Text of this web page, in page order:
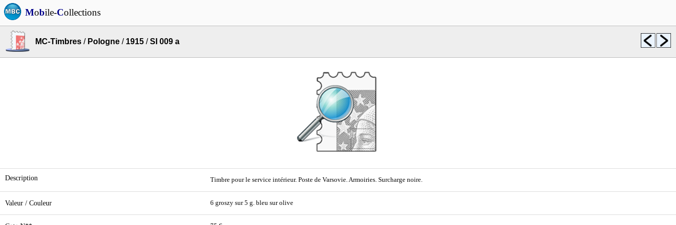
Mobile-Collections
MC-Timbres / Pologne / 1915 /SI 009 a
Description Timbre pour le service intérieur. Poste de Varsovie. Armoiries. Surcharge noire.
Valeur / Couleur 6 groszy sur 5 g. bleu sur olive